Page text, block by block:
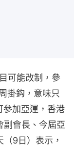
可能改制，參
掛鈎，意味只
參加亞運，香港
副會長、今屆亞
9日）表示，